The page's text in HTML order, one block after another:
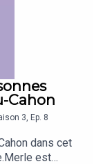
Cahon
3, Ep. 8
dans cet
est